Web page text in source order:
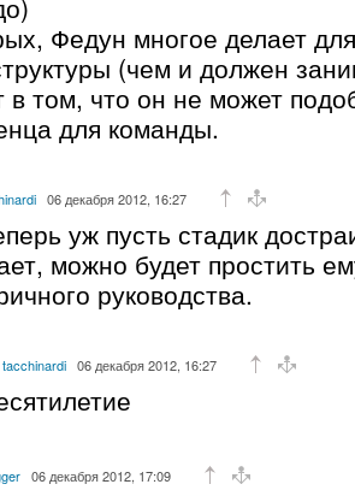
Федун многое делает
(чем и должен
в том, что он не может
для команды.
06 декабря 2012, 16:27
уж пусть стадик
можно будет простить
руководства.
tacchinardi 06 декабря 2012, 16:27
06 декабря 2012, 17:09